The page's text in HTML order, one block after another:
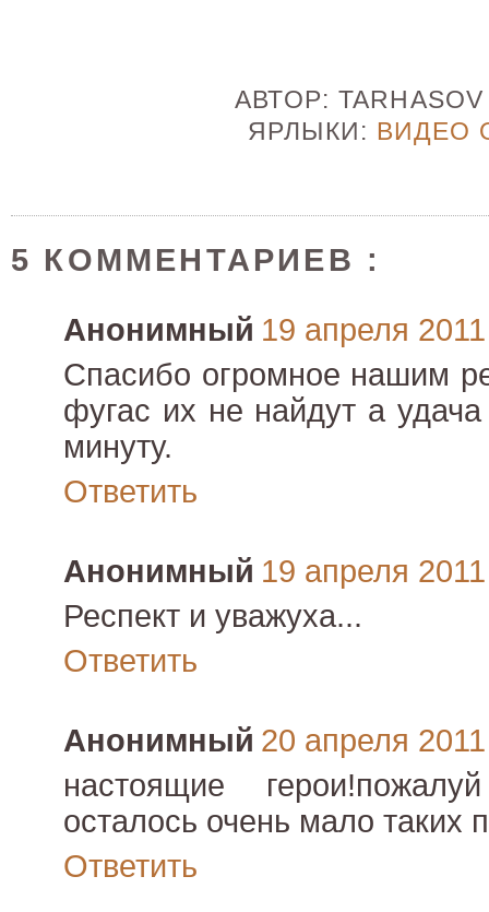
АВТОР:
ЯРЛЫКИ: ВИДЕО
5 КОММЕНТАРИЕВ :
Анонимный 19 апреля 2011
Спасибо огромное нашим
фугас их не найдут а
минуту.
Ответить
Анонимный 19 апреля 2011
Респект и уважуха...
Ответить
Анонимный 20 апреля 2011
настоящие
осталось очень мало таких
Ответить